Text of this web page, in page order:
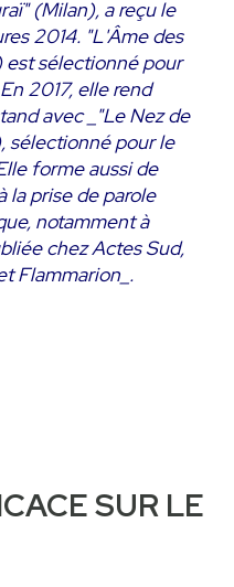
(Milan), a reçu le
2014. "L'Âme des
est sélectionné pour
2017, elle rend
avec _"Le Nez de
sélectionné pour le
forme aussi de
la prise de parole
notamment à
chez Actes Sud,
Flammarion_.
SUR LE